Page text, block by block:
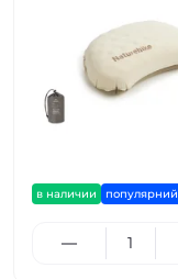
в наличии популярний